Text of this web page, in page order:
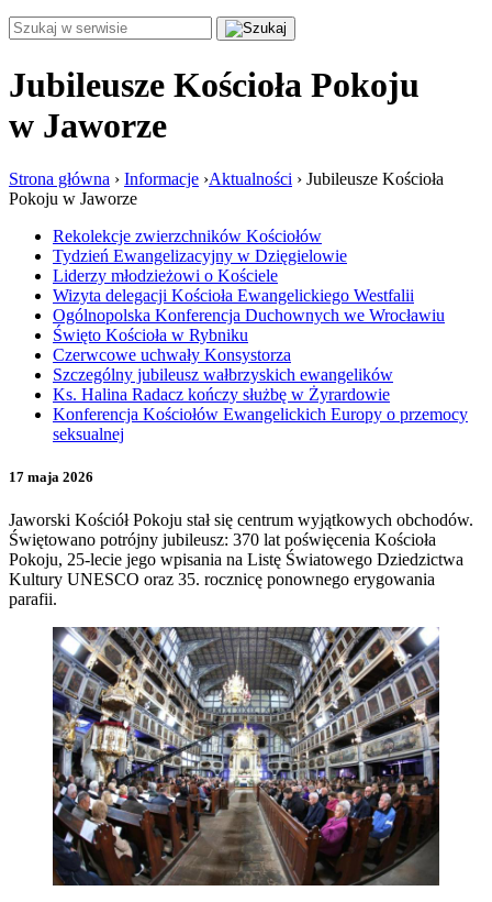
Jubileusze Kościoła Pokoju
w Jaworze
Strona główna › Informacje ›Aktualności › Jubileusze Kościoła
Pokoju w Jaworze
Rekolekcje zwierzchników Kościołów
Tydzień Ewangelizacyjny w Dzięgielowie
Liderzy młodzieżowi o Kościele
Wizyta delegacji Kościoła Ewangelickiego Westfalii
Ogólnopolska Konferencja Duchownych we Wrocławiu
Święto Kościoła w Rybniku
Czerwcowe uchwały Konsystorza
Szczególny jubileusz wałbrzyskich ewangelików
Ks. Halina Radacz kończy służbę w Żyrardowie
Konferencja Kościołów Ewangelickich Europy o przemocy
seksualnej
17 maja 2026
Jaworski Kościół Pokoju stał się centrum wyjątkowych obchodów.
Świętowano potrójny jubileusz: 370 lat poświęcenia Kościoła
Pokoju, 25-lecie jego wpisania na Listę Światowego Dziedzictwa
Kultury UNESCO oraz 35. rocznicę ponownego erygowania
parafii.